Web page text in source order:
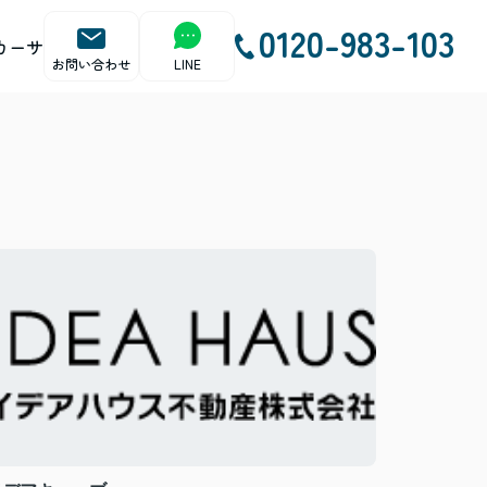
ーサ
お問い合わせ LINE 0120-983-103